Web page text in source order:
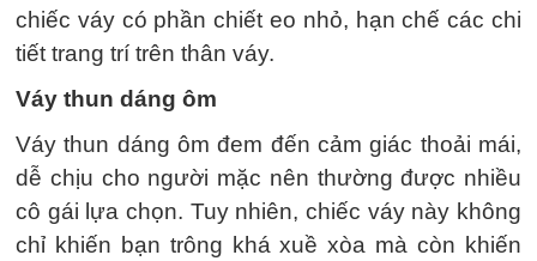
chiếc váy có phần chiết eo nhỏ, hạn chế các chi
tiết trang trí trên thân váy.
Váy thun dáng ôm
Váy thun dáng ôm đem đến cảm giác thoải mái,
dễ chịu cho người mặc nên thường được nhiều
cô gái lựa chọn. Tuy nhiên, chiếc váy này không
chỉ khiến bạn trông khá xuề xòa mà còn khiến